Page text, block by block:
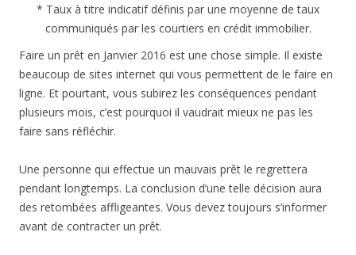
* Taux à titre indicatif définis par une moyenne de taux
communiqués par les courtiers en crédit immobilier.
Faire un prêt en Janvier 2016 est une chose simple. Il existe
beaucoup de sites internet qui vous permettent de le faire en
ligne. Et pourtant, vous subirez les conséquences pendant
plusieurs mois, c’est pourquoi il vaudrait mieux ne pas les
faire sans réfléchir.
Une personne qui effectue un mauvais prêt le regrettera
pendant longtemps. La conclusion d’une telle décision aura
des retombées affligeantes. Vous devez toujours s’informer
avant de contracter un prêt.